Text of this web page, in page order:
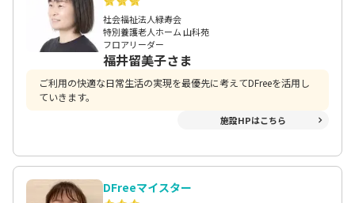
社会福祉法人緑寿会
特別養護老人ホーム 山科苑
フロアリーダー
福井留美子さま
ご利用の快適な日常生活の実現を最優先に考えてDFreeを活用し
ていきます。
施設HPはこちら
DFreeマイスター